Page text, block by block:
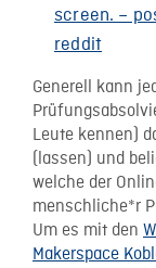
screen. –
reddit
Generell kann
Leute kennen)
(lassen) und
welche der
menschliche*r
Um es mit den
Makerspace